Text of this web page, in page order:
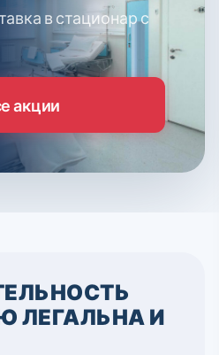
в стационар с
акции
ЛЕГАЛЬНА И